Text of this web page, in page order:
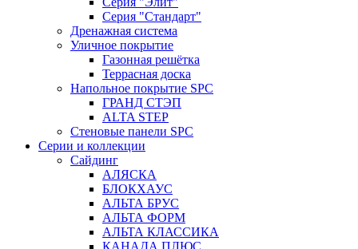
Серия "Стандарт"
Дренажная система
Уличное покрытие
Газонная решётка
Террасная доска
Напольное покрытие SPC
ГРАНД СТЭП
ALTA STEP
Стеновые панели SPC
Серии и коллекции
Сайдинг
АЛЯСКА
БЛОКХАУС
АЛЬТА БРУС
АЛЬТА ФОРМ
АЛЬТА КЛАССИКА
КАНАДА ПЛЮС